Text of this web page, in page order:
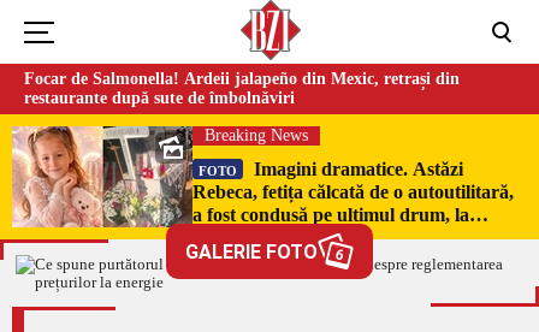
Focar de Salmonella! Ardeii jalapeño din Mexic, retrași din
restaurante după sute de îmbolnăviri
Breaking News
FOTO
Imagini dramatice. Astăzi
Rebeca, fetița călcată de o autoutilitară,
a fost condusă pe ultimul drum, la
Poduri. În sicriul alb al micuței au fost
puși pumni de bani și jucării –
EXCLUSIV
GALERIE FOTO 6